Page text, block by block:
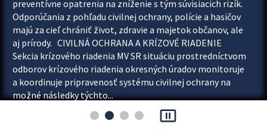
preventívne opatrenia na zníženie s tým súvisiacich rizík.
Odporúčania z pohľadu civilnej ochrany, polície a hasičov
majú za cieľ chrániť život, zdravie a majetok občanov, ale
aj prírody. CIVILNÁ OCHRANA A KRÍZOVÉ RIADENIE
Sekcia krízového riadenia MV SR situáciu prostredníctvom
odborov krízového riadenia okresných úradov monitoruje
a koordinuje pripravenosť systému civilnej ochrany na
možné následky týchto...
pause_presentation